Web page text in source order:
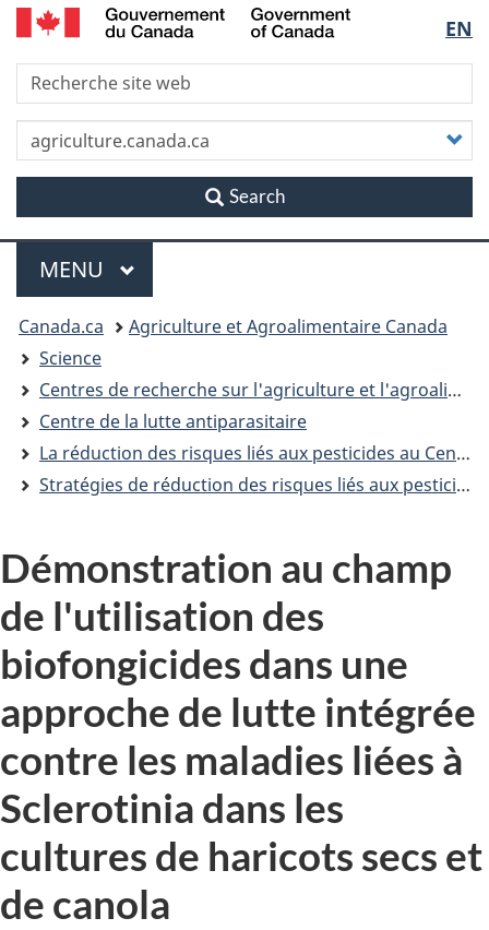
Skip
content
Skip
this
site"
Passer
version
HTML
simplifiée
la
EN
Government
of
Search
Menu
MENU PRINCIPAL
Vous
êtes
ici
Canada.ca
Agriculture et Agroalimentaire Canada
Science
Centres de recherche sur l'agriculture et l'agroalimentaire
Centre de la lutte antiparasitaire
La réduction des risques liés aux pesticides au Centre de la lutte antiparasitaire
Stratégies de réduction des risques liés aux pesticides
Démonstration au champ
de l'utilisation des
biofongicides dans une
approche de lutte intégrée
contre les maladies liées à
Sclerotinia dans les
cultures de haricots secs et
de canola